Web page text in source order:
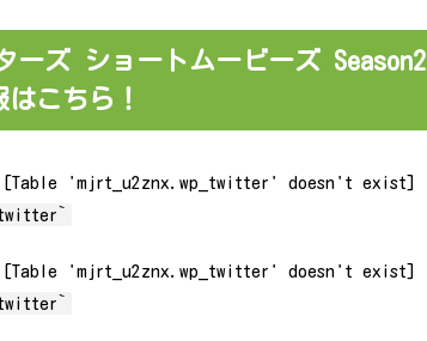
ーズ ショートムービーズ
こちら！
[Table 'mjrt_u2znx.wp_twitter' doesn't exist]
[Table 'mjrt_u2znx.wp_twitter' doesn't exist]